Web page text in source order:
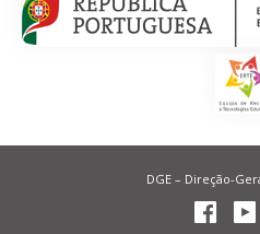
DGE – Direção-